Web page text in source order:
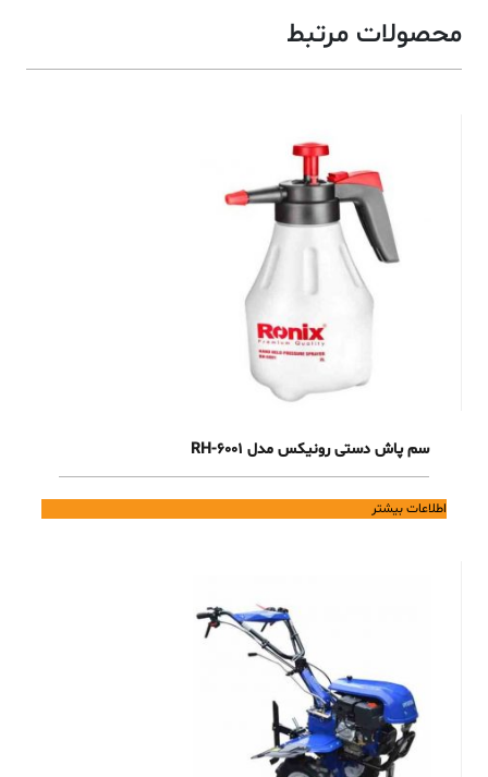
محصولات مرتبط
سم پاش دستی رونیکس مدل RH-6001
اطلاعات بیشتر